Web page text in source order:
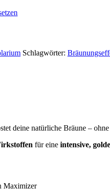
Schlagwörter:
deine natürliche Bräune –
für eine intensive,